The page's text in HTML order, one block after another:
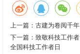
上一篇： 古建为卷阅千
下一篇： 致敬科技工作
全国科技工作者日